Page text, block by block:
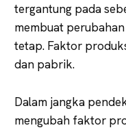
tergantung pada
membuat
tetap. Faktor
dan pabrik.
Dalam jangka
mengubah faktor